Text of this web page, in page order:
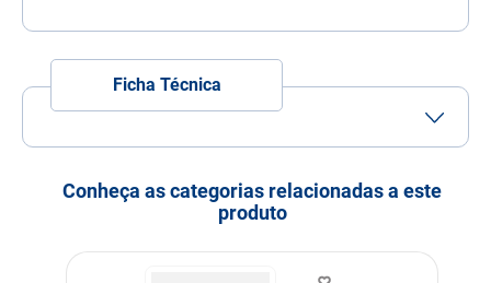
Ficha Técnica
Pequeno Médio
Grande
Idade Filhote
Nível de garantia
Conheça as categorias relacionadas a este
produto